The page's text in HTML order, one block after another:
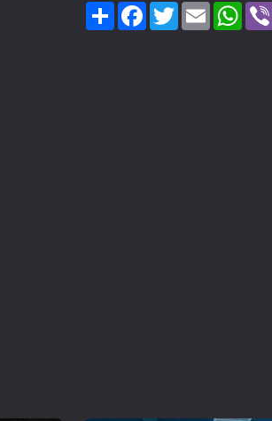
ShareFacebook
TwitterEmail